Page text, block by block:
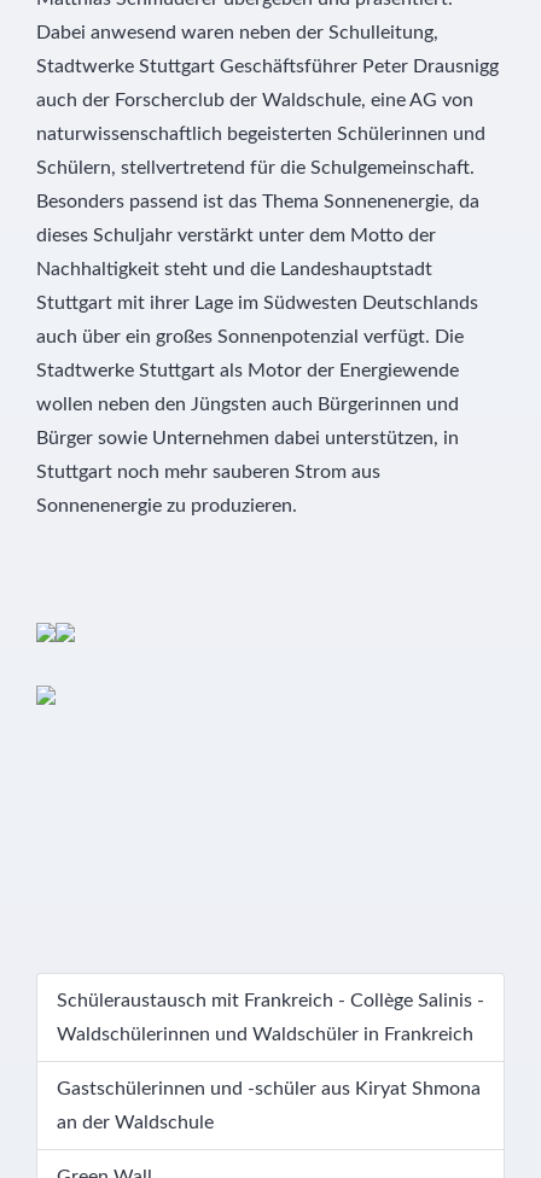
Dabei anwesend waren neben der Schulleitung,
Stadtwerke Stuttgart Geschäftsführer Peter Drausnigg
auch der Forscherclub der Waldschule, eine AG von
naturwissenschaftlich begeisterten Schülerinnen und
Schülern, stellvertretend für die Schulgemeinschaft.
Besonders passend ist das Thema Sonnenenergie, da
dieses Schuljahr verstärkt unter dem Motto der
Nachhaltigkeit steht und die Landeshauptstadt
Stuttgart mit ihrer Lage im Südwesten Deutschlands
auch über ein großes Sonnenpotenzial verfügt. Die
Stadtwerke Stuttgart als Motor der Energiewende
wollen neben den Jüngsten auch Bürgerinnen und
Bürger sowie Unternehmen dabei unterstützen, in
Stuttgart noch mehr sauberen Strom aus
Sonnenenergie zu produzieren.
Schüleraustausch mit Frankreich - Collège Salinis -
Waldschülerinnen und Waldschüler in Frankreich
Gastschülerinnen und -schüler aus Kiryat Shmona
an der Waldschule